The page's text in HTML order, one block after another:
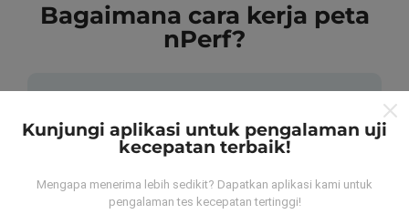
Bagaimana cara kerja peta
nPerf?
Data dikumpulkan dari tes yang dilakukan oleh
Kunjungi aplikasi untuk pengalaman uji
kecepatan terbaik!
Mengapa menerima lebih sedikit? Dapatkan aplikasi kami untuk
pengalaman tes kecepatan tertinggi!